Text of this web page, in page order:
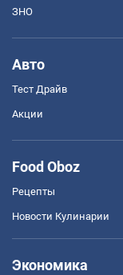
ЗНО
Авто
Тест Драйв
Акции
Food Oboz
Рецепты
Новости Кулинарии
Экономика